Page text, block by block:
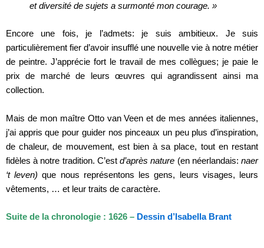
et diversité de sujets a surmonté mon courage. »
Encore une fois, je l’admets: je suis ambitieux. Je suis
particulièrement fier d’avoir insufflé une nouvelle vie à notre métier
de peintre. J’apprécie fort le travail de mes collègues; je paie le
prix de marché de leurs œuvres qui agrandissent ainsi ma
collection.
Mais de mon maître Otto van Veen et de mes années italiennes,
j’ai appris que pour guider nos pinceaux un peu plus d’inspiration,
de chaleur, de mouvement, est bien à sa place, tout en restant
fidèles à notre tradition. C’estd’après nature (en néerlandais:naer
‘t leven) que nous représentons les gens, leurs visages, leurs
vêtements, … et leur traits de caractère.
Suite de la chronologie : 1626 – Dessin d’Isabella Brant